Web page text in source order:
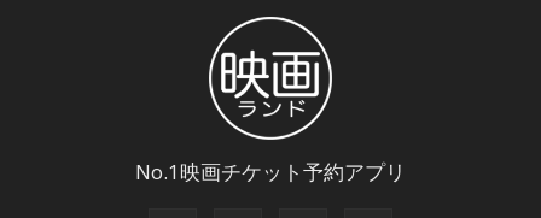
No.1映画チケット予約アプリ